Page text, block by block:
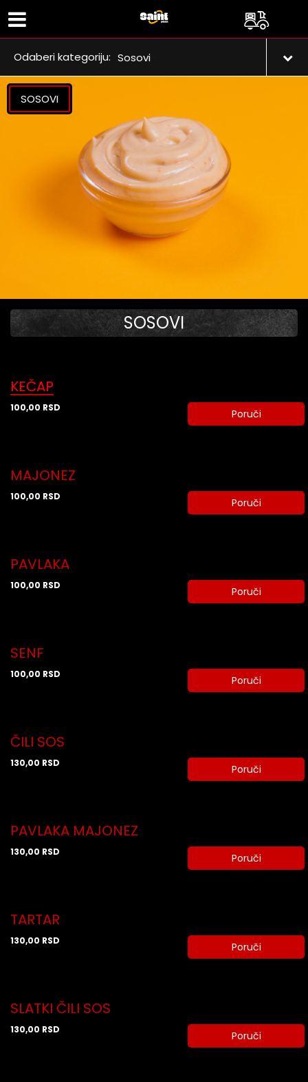
SOSOVI
SOSOVI
KEČAP
100,00 RSD Poruči
MAJONEZ
100,00 RSD Poruči
PAVLAKA
100,00 RSD Poruči
SENF
100,00 RSD Poruči
ČILI SOS
130,00 RSD Poruči
PAVLAKA MAJONEZ
130,00 RSD Poruči
TARTAR
130,00 RSD Poruči
SLATKI ČILI SOS
130,00 RSD Poruči
Odaberi kategoriju: Sosovi